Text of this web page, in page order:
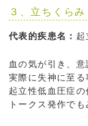
３、立ちくらみ
代表的疾患名： 起
血の気が引き、意
実際に失神に至る
起立性低血圧症
トークス発作でも